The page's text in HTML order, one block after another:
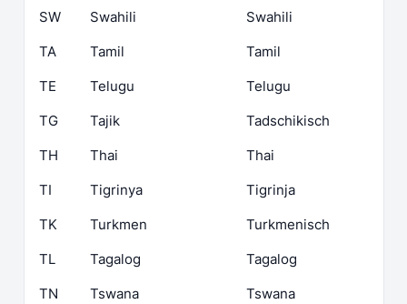
SW
Swahili
Swahili
TA
Tamil
Tamil
TE
Telugu
Telugu
TG
Tajik
Tadschikisch
TH
Thai
Thai
TI
Tigrinya
Tigrinja
TK
Turkmen
Turkmenisch
TL
Tagalog
Tagalog
TN
Tswana
Tswana